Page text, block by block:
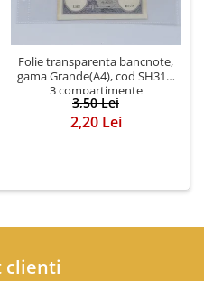
Folie transparenta bancnote,
gama Grande(A4), cod SH312,
3 compartimente
3,50 Lei
2,20 Lei
clienti